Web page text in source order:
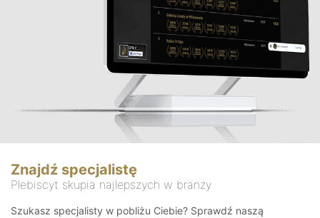
Znajdź specjalistę
Plebiscyt skupia najlepszych w branży
Szukasz specjalisty w pobliżu Ciebie? Sprawdź naszą